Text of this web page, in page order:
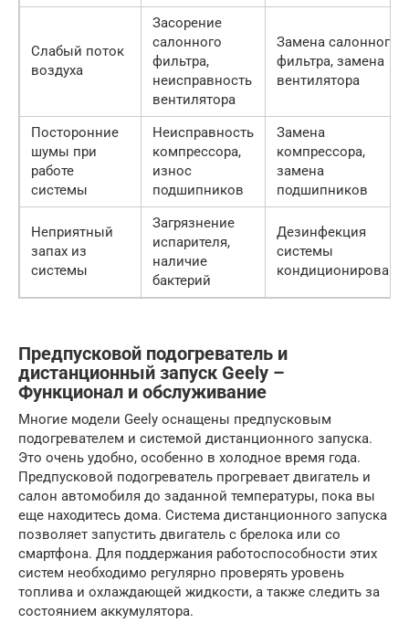
Слабый поток
воздуха
Засорение
салонного
фильтра,
неисправность
вентилятора
Замена салонного
фильтра, замена
вентилятора
Посторонние
шумы при
работе
системы
Неисправность
компрессора,
износ
подшипников
Замена
компрессора,
замена
подшипников
Неприятный
запах из
системы
Загрязнение
испарителя,
наличие
бактерий
Дезинфекция
системы
Предпусковой подогреватель и
дистанционный запуск Geely –
Функционал и обслуживание
Многие модели Geely оснащены предпусковым
подогревателем и системой дистанционного запуска.
Это очень удобно, особенно в холодное время года.
Предпусковой подогреватель прогревает двигатель и
салон автомобиля до заданной температуры, пока вы
еще находитесь дома. Система дистанционного запуска
позволяет запустить двигатель с брелока или со
смартфона. Для поддержания работоспособности этих
систем необходимо регулярно проверять уровень
топлива и охлаждающей жидкости, а также следить за
состоянием аккумулятора.